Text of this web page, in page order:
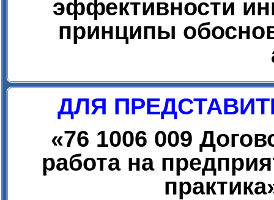
эффективности
принципы
ДЛЯ
«76 1006 009
работа на
практика